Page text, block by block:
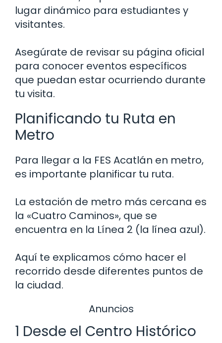
lugar dinámico para estudiantes y
visitantes.
Asegúrate de revisar su página oficial
para conocer eventos específicos
que puedan estar ocurriendo durante
tu visita.
Planificando tu Ruta en
Metro
Para llegar a la FES Acatlán en metro,
es importante planificar tu ruta.
La estación de metro más cercana es
la «Cuatro Caminos», que se
encuentra en la Línea 2 (la línea azul).
Aquí te explicamos cómo hacer el
recorrido desde diferentes puntos de
la ciudad.
Anuncios
1 Desde el Centro Histórico